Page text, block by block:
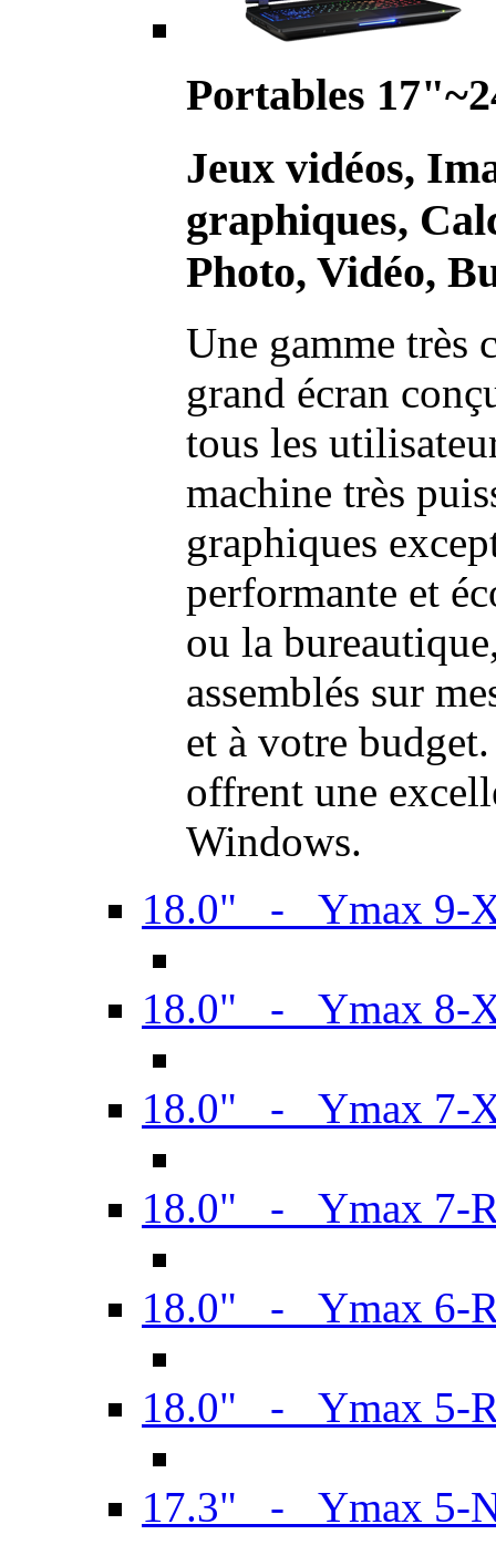
Portables
Jeux vidéos,
graphiques,
Photo, Vidéo,
Une gamme très
grand écran
tous les
machine très
graphiques
performante et
ou la
assemblés sur
et à votre
offrent une
Windows.
18.0" - Ymax 9-
18.0" - Ymax 8-
18.0" - Ymax 7-
18.0" - Ymax 7-
18.0" - Ymax 6-
18.0" - Ymax 5-
17.3" - Ymax 5-